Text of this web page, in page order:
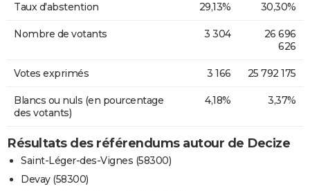
Taux d'abstention 29,13% 30,30%
Nombre de votants 3 304
26 696
626
Votes exprimés 3 166 25 792 175
Blancs ou nuls (en pourcentage
des votants)
4,18% 3,37%
Résultats des référendums autour de Decize
Saint-Léger-des-Vignes (58300)
Devay (58300)